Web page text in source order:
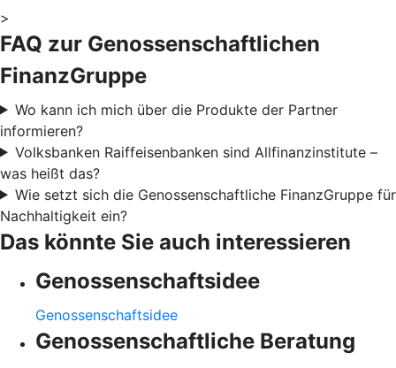
>
FAQ zur Genossenschaftlichen
FinanzGruppe
Wo kann ich mich über die Produkte der Partner
informieren?
Volksbanken Raiffeisenbanken sind Allfinanzinstitute –
was heißt das?
Wie setzt sich die Genossenschaftliche FinanzGruppe für
Nachhaltigkeit ein?
Das könnte Sie auch interessieren
Genossenschaftsidee
Genossenschaftsidee
Genossenschaftliche Beratung